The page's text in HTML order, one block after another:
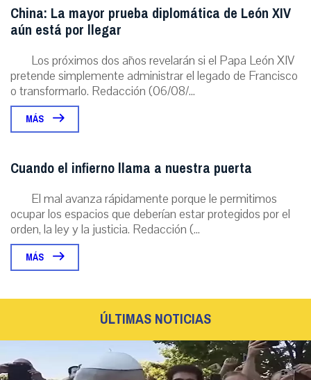
China: La mayor prueba diplomática de León XIV
aún está por llegar
Los próximos dos años revelarán si el Papa León XIV
pretende simplemente administrar el legado de Francisco
o transformarlo. Redacción (06/08/...
MÁS
Cuando el infierno llama a nuestra puerta
El mal avanza rápidamente porque le permitimos
ocupar los espacios que deberían estar protegidos por el
orden, la ley y la justicia. Redacción (...
MÁS
ÚLTIMAS NOTICIAS